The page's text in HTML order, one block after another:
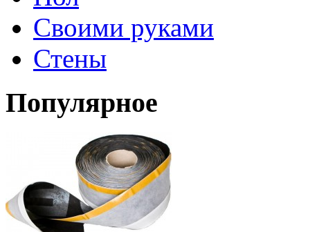
Своими руками
Стены
Популярное